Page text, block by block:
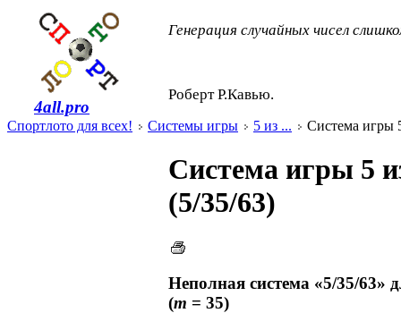
4all.pro
Генерация случайных чисел
Роберт Р.Кавью.
Спортлото для всех! Системы игры 5 из ... Система игры
Система игры 5
(5/35/63)
Неполная система «5/35/63»
(m = 35)